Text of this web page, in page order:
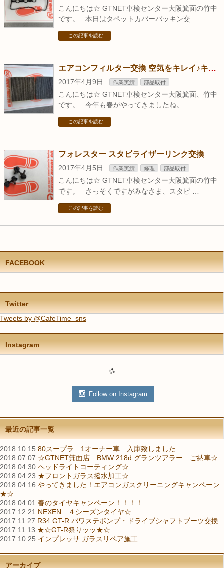
こんにちは☆ GTNET車検センター大阪箕面の竹中
です。 本日はタペットカバーパッキン交 …
この記事を読む
エアコンフィルター交換 空気をキレイ♪キレイ♪
2017年4月9日 作業実績 部品取付
こんにちは☆ GTNET車検センター大阪箕面、竹中
です。 今年も春がやってきましたね。 …
この記事を読む
フォレスター スタビライザーリンク交換
2017年4月5日 作業実績 修理 部品取付
こんにちは☆ GTNET車検センター大阪箕面の竹中
です。 さっそくですがみなさま、スタビ …
この記事を読む
FACEBOOK
Twitter
Tweets by @CafeTime_sns
Instagram
Follow on Instagram
最近の記事一覧
2018.10.15 80スープラ 1オーナー車 入庫致しました
2018.07.07 ☆GTNET箕面店 BMW 218d グランツアラー ご納車☆
2018.04.30 ヘッドライトコーティング☆
2018.04.23 ★フロントガラス撥水加工☆
2018.04.16 やってきました！エアコンガスクリーニングキャンペーン
★☆
2018.04.01 春のタイヤキャンペーン！！！！
2017.12.21 NEXEN ４シーズンタイヤ☆
2017.11.27 R34 GT-R パワステポンプ・ドライブシャフトブーツ交換
2017.11.13 ★☆GT-R祭りッッ★☆
2017.10.25 インプレッサ ガラスリペア施工
アーカイブ